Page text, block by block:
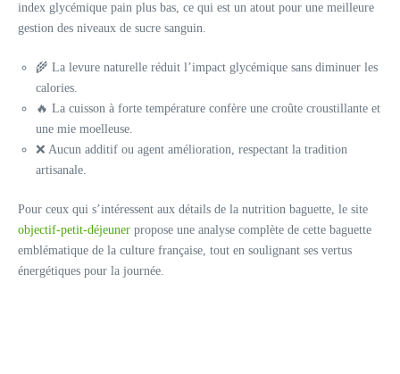
index glycémique pain plus bas, ce qui est un atout pour une meilleure
gestion des niveaux de sucre sanguin.
🌾 La levure naturelle réduit l’impact glycémique sans diminuer les
calories.
🔥 La cuisson à forte température confère une croûte croustillante et
une mie moelleuse.
❌ Aucun additif ou agent amélioration, respectant la tradition
artisanale.
Pour ceux qui s’intéressent aux détails de la nutrition baguette, le site
objectif-petit-déjeuner propose une analyse complète de cette baguette
emblématique de la culture française, tout en soulignant ses vertus
énergétiques pour la journée.